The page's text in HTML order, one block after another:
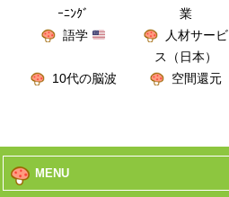
ｰﾆﾝｸﾞ
業
語学
人材サービ
ス（日本）
10代の脳波
空間還元
MENU